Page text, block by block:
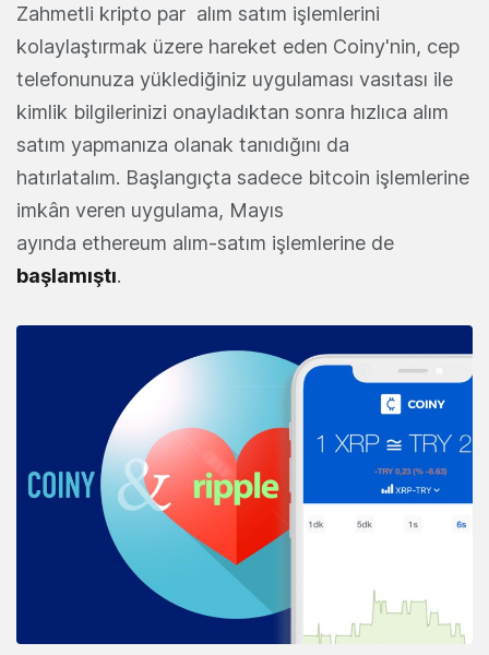
Zahmetli kripto par alım satım işlemlerini
kolaylaştırmak üzere hareket eden Coiny'nin, cep
telefonunuza yüklediğiniz uygulaması vasıtası ile
kimlik bilgilerinizi onayladıktan sonra hızlıca alım
satım yapmanıza olanak tanıdığını da
hatırlatalım. Başlangıçta sadece bitcoin işlemlerine
imkân veren uygulama, Mayıs
ayında ethereum alım-satım işlemlerine de
başlamıştı.